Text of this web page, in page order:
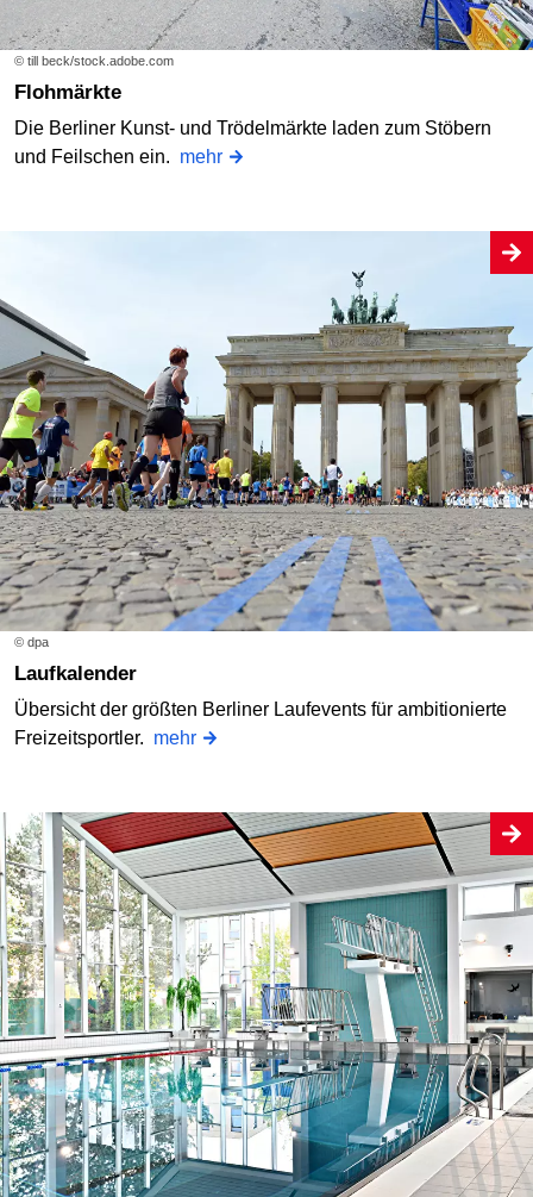
© till beck/stock.adobe.com
Flohmärkte
Die Berliner Kunst- und Trödelmärkte laden zum Stöbern
und Feilschen ein. mehr
© dpa
Laufkalender
Übersicht der größten Berliner Laufevents für ambitionierte
Freizeitsportler. mehr